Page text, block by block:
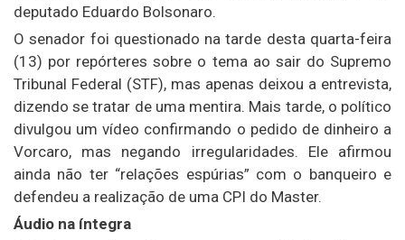
deputado Eduardo Bolsonaro.
O senador foi questionado na tarde desta quarta-feira
(13) por repórteres sobre o tema ao sair do Supremo
Tribunal Federal (STF), mas apenas deixou a entrevista,
dizendo se tratar de uma mentira. Mais tarde, o político
divulgou um vídeo confirmando o pedido de dinheiro a
Vorcaro, mas negando irregularidades. Ele afirmou
ainda não ter “relações espúrias” com o banqueiro e
defendeu a realização de uma CPI do Master.
Áudio na íntegra